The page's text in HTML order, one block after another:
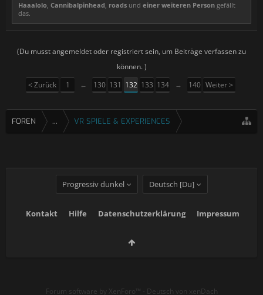
Haaalolo, Cannibalpinhead, roads und einer weiteren Person gefällt
das.
(Du musst angemeldet oder registriert sein, um Beiträge verfassen zu
können. )
< Zurück
1 ← 130 131 132 133 134 → 140 Weiter >
FOREN ... VR SPIELE & EXPERIENCES
Progressiv dunkel Deutsch [Du]
Kontakt Hilfe Datenschutzerklärung Impressum
Forum software by XenForo™ - Deutsch von xenDach